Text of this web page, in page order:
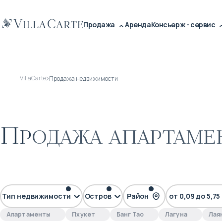
Продажа АрендаКонсьерж - сервис
VillaCarte Продажа недвижимости
Продажа
Тип недвижимости Остров Район от 0,09 до
$500 000 –
Апартаменты Пхукет Банг Тао Лагуна